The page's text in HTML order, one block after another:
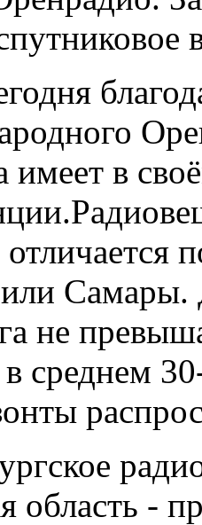
имеет в
Самары.
не
в среднем
область -